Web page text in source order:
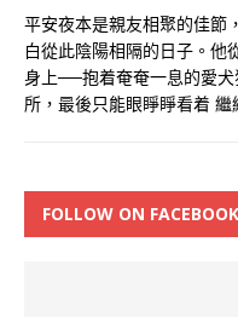
平安夜本是親友相聚的佳節
白從此陰陽相隔的日子。他
身上──抱着奄奄一息的愛
所，最後只能眼睜睜看着 繼
FOLLOW ON FACEBOOK